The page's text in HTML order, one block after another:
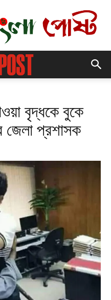
বৃদ্ধকে বুকে
জেলা প্রশাসক